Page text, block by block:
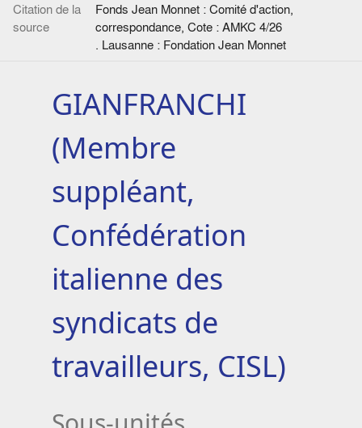
Citation de la
source
Fonds Jean Monnet : Comité d'action,
correspondance, Cote : AMKC 4/26
. Lausanne : Fondation Jean Monnet
GIANFRANCHI
(Membre
suppléant,
Confédération
italienne des
syndicats de
travailleurs, CISL)